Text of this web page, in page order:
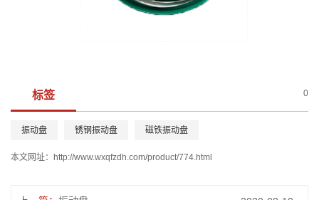
标签 0
振动盘 锈钢振动盘 磁铁振动盘
本文网址： http://www.wxqfzdh.com/product/774.html